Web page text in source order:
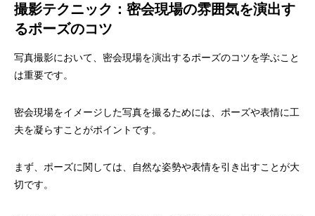
撮影テクニック：密会現場の雰囲気を演出す
るポーズのコツ
写真撮影において、密会現場を演出するポーズのコツを学ぶこと
は重要です。
密会現場をイメージした写真を撮るためには、ポーズや表情に工
夫を凝らすことがポイントです。
まず、ポーズに関しては、自然な姿勢や表情を引き出すことが大
切です。